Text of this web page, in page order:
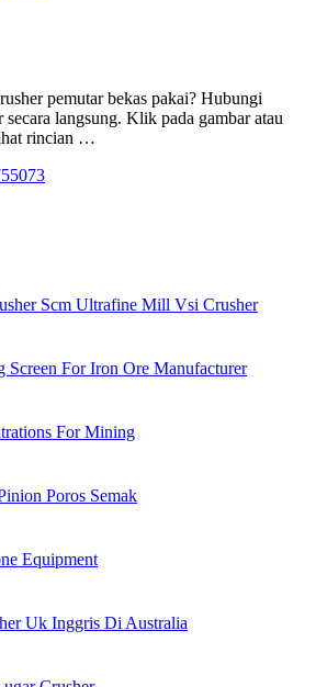
pemutar bekas pakai? Hubungi
langsung. Klik pada gambar atau
rincian …
Scm Ultrafine Mill Vsi Crusher
Screen For Iron Ore Manufacturer
For Mining
Poros Semak
Equipment
Uk Inggris Di Australia